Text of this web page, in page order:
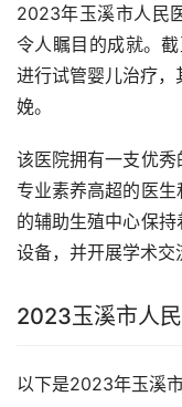
2023年玉溪市人民
令人瞩目的成就。
进行试管婴儿治疗
娩。
该医院拥有一支优秀
专业素养高超的医
的辅助生殖中心保
设备，并开展学术交
2023玉溪市人
以下是2023年玉溪